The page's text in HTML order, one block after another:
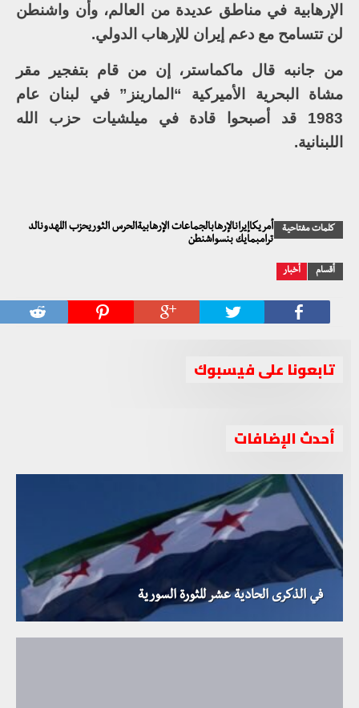
الإرهابية في مناطق عديدة من العالم، وأن واشنطن
لن تتسامح مع دعم إيران للإرهاب الدولي.
من جانبه قال ماكماستر، إن من قام بتفجير مقر
مشاة البحرية الأميركية “المارينز” في لبنان عام
1983 قد أصبحوا قادة في ميلشيات حزب الله
اللبنانية.
كلمات مفتاحية
أمريكاإيرانالإرهابالجماعات الإرهابيةالحرس الثوريحزب اللهدونالد
ترامبمايك بنسواشنطن
أقسام أخبار
تابعونا على فيسبوك
أحدث الإضافات
في الذكرى الحادية عشر للثورة السورية